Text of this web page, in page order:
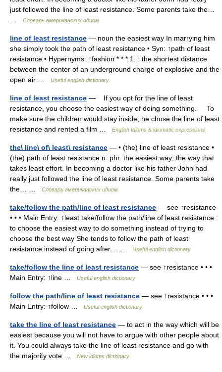
just followed the line of least resistance. Some parents take the…
Словарь американских идиом
line of least resistance — noun the easiest way In marrying him
she simply took the path of least resistance • Syn: ↑path of least
resistance • Hypernyms: ↑fashion * * * 1. : the shortest distance
between the center of an underground charge of explosive and the
open air …
Useful english dictionary
line of least resistance — If you opt for the line of least
resistance, you choose the easiest way of doing something. To
make sure the children would stay inside, he chose the line of least
resistance and rented a film …
English Idioms & idiomatic expressions
the\ line\ of\ least\ resistance — • (the) line of least resistance •
(the) path of least resistance n. phr. the easiest way; the way that
takes least effort. In becoming a doctor like his father John had
really just followed the line of least resistance. Some parents take
the… …
Словарь американских идиом
take/follow the path/line of least resistance — see ↑resistance
• • • Main Entry: ↑least take/follow the path/line of least resistance :
to choose the easiest way to do something instead of trying to
choose the best way She tends to follow the path of least
resistance instead of going after… …
Useful english dictionary
take/follow the line of least resistance — see ↑resistance • • •
Main Entry: ↑line …
Useful english dictionary
follow the path/line of least resistance — see ↑resistance • • •
Main Entry: ↑follow …
Useful english dictionary
take the line of least resistance — to act in the way which will be
easiest because you will not have to argue with other people about
it. You could always take the line of least resistance and go with
the majority vote …
New idioms dictionary